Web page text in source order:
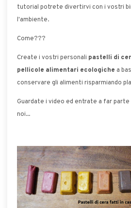
tutorial potrete divertirvi con i vostri
l'ambiente.
Come???
Create i vostri personali pastelli di
pellicole alimentari ecologiche a
conservare gli alimenti risparmiando
Guardate i video ed entrate a far parte
noi...